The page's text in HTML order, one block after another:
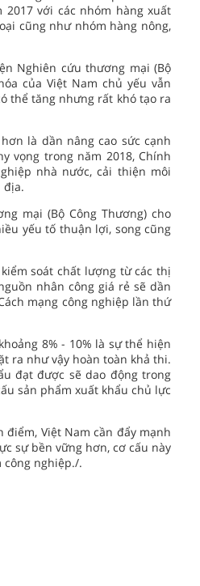
với các nhóm hàng xuất
cũng như nhóm hàng nông,
Nghiên cứu thương mại (Bộ
của Việt Nam chủ yếu vẫn
thể tăng nhưng rất khó tạo ra
là dần nâng cao sức cạnh
vọng trong năm 2018, Chính
nhà nước, cải thiện môi
địa.
mại (Bộ Công Thương) cho
yếu tố thuận lợi, song cũng
soát chất lượng từ các thị
nhân công giá rẻ sẽ dần
mạng công nghiệp lần thứ
8% - 10% là sự thể hiện
ra như vậy hoàn toàn khả thi.
đạt được sẽ dao động trong
sản phẩm xuất khẩu chủ lực
Việt Nam cần đẩy mạnh
sự bền vững hơn, cơ cấu này
công nghiệp./.